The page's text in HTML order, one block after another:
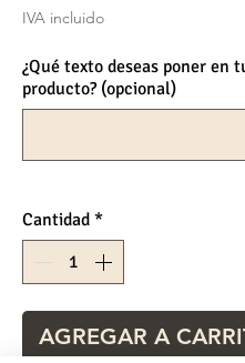
IVA incluido
¿Qué texto deseas poner en
producto? (opcional)
Cantidad *
AGREGAR A